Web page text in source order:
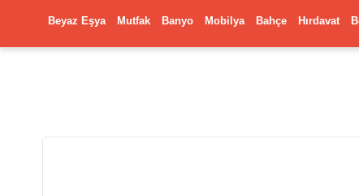
Beyaz Eşya Mutfak Banyo Mobilya Bahçe Hırdavat